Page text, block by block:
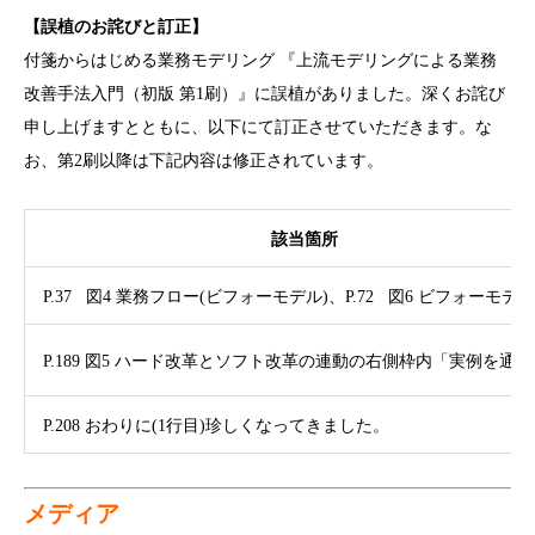
【誤植のお詫びと訂正】
付箋からはじめる業務モデリング 『上流モデリングによる業務
改善手法入門（初版 第1刷）』に誤植がありました。深くお詫び
申し上げますとともに、以下にて訂正させていただきます。な
お、第2刷以降は下記内容は修正されています。
該当箇所
P.37 図4 業務フロー(ビフォーモデル)、P.72 図6 ビフォーモデル
P.189 図5 ハード改革とソフト改革の連動の右側枠内「実例を通
P.208 おわりに(1行目)珍しくなってきました。
メディア